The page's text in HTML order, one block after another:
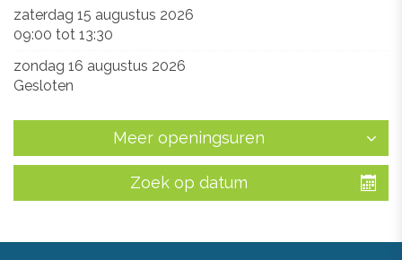
zaterdag 15 augustus 2026
09:00 tot 13:30
zondag 16 augustus 2026
Gesloten
Meer openingsuren
Zoek op datum